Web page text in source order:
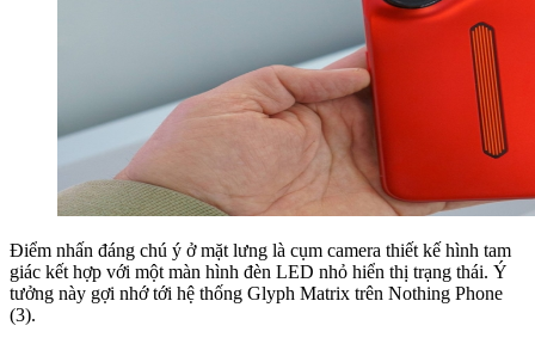
Điểm nhấn đáng chú ý ở mặt lưng là cụm camera thiết kế hình tam
giác kết hợp với một màn hình đèn LED nhỏ hiển thị trạng thái. Ý
tưởng này gợi nhớ tới hệ thống Glyph Matrix trên Nothing Phone
(3).